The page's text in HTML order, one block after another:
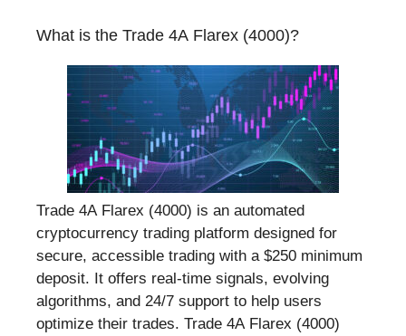
What is the Trade 4A Flarex (4000)?
Trade 4A Flarex (4000) is an automated
cryptocurrency trading platform designed for
secure, accessible trading with a $250 minimum
deposit. It offers real-time signals, evolving
algorithms, and 24/7 support to help users
optimize their trades. Trade 4A Flarex (4000)